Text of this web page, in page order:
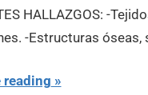
HALLAZGOS: -
-Estructuras
reading